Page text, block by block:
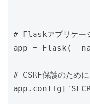
# Flaskアプリケー
app =
# CSRF保護のために